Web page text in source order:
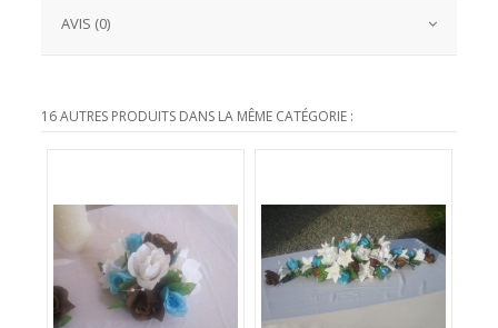
AVIS (0)
16 AUTRES PRODUITS DANS LA MÊME CATÉGORIE :